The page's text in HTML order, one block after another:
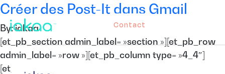
Contact
Créer des Post-It dans Gmail
By: iakaa
[et_pb_section admin_label= »section »][et_pb_row
admin_label= »row »][et_pb_column type= »4_4″]
[et_pb_text admin_label= »Texte »] Il n’est pas